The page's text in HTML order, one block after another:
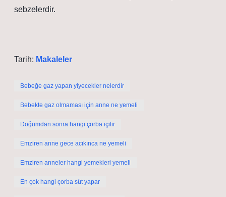
sebzelerdir.
Tarih: Makaleler
Bebeğe gaz yapan yiyecekler nelerdir
Bebekte gaz olmaması için anne ne yemeli
Doğumdan sonra hangi çorba içilir
Emziren anne gece acıkınca ne yemeli
Emziren anneler hangi yemekleri yemeli
En çok hangi çorba süt yapar